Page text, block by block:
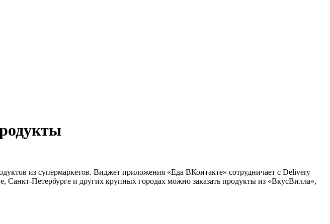
из супермаркетов. Виджет приложения «Еда ВКонтакте» сотрудничает с Delivery
Петербурге и других крупных городах можно заказать продукты из «ВкусВилла»,